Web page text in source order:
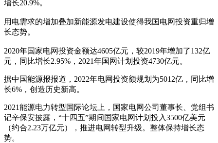
增长20.9%。
用电需求的增加叠加新能源发电建设使得我国电网投资重归增
长态势。
2020年国家电网投资金额达4605亿元，较2019年增加了132亿
元，同比增长2.95%，2021年国网计划投资4730亿元。
据中国能源报报道，2022年电网投资额规划为5012亿，同比增
长6%，创造历史新高。
2021能源电力转型国际论坛上，国家电网公司董事长、党组书
记辛保安披露，“十四五”期间国家电网计划投入3500亿美元
（约合2.23万亿元），推进电网转型升级。整体保持增长态
势。